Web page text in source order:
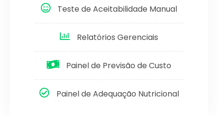
Teste de Aceitabilidade Manual
Relatórios Gerenciais
Painel de Previsão de Custo
Painel de Adequação Nutricional